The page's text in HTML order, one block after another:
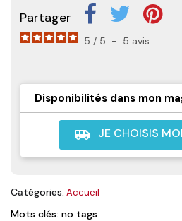
Partager
5 / 5 - 5 avis
Disponibilités dans mon
airport_shuttle JE CHOISIS
Catégories: Accueil
Mots clés: no tags